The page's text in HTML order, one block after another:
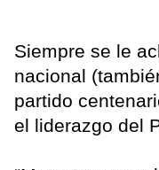
Siempre se le
nacional
partido
el liderazgo del